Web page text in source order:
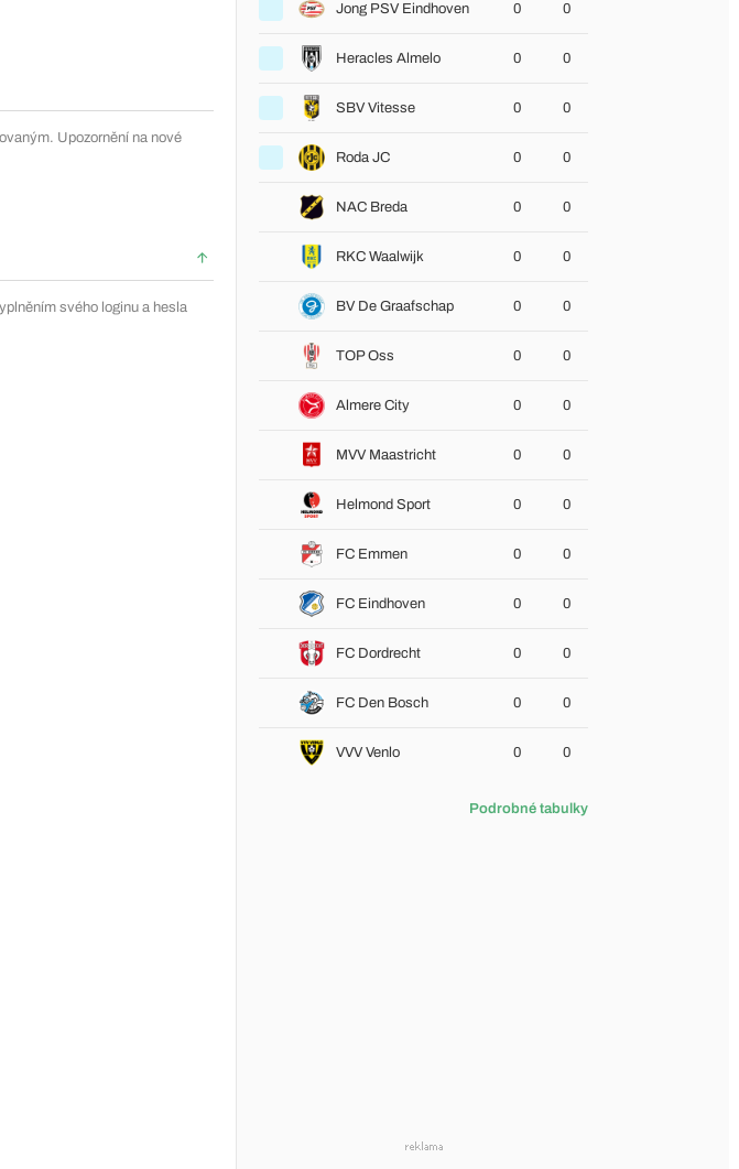
Upozornění na nové
svého loginu a hesla
Jong PSV Eindhoven 0 0
Heracles Almelo 0 0
SBV Vitesse 0 0
Roda JC 0 0
NAC Breda 0 0
RKC Waalwijk 0 0
BV De Graafschap 0 0
TOP Oss 0 0
Almere City 0 0
MVV Maastricht 0 0
Helmond Sport 0 0
FC Emmen 0 0
FC Eindhoven 0 0
FC Dordrecht 0 0
FC Den Bosch 0 0
VVV Venlo 0 0
Podrobné tabulky